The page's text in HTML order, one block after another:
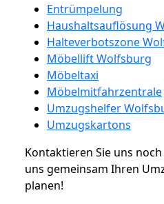
Entrümpelung
Haushaltsauflösung
Halteverbotszone
Möbellift Wolfsburg
Möbeltaxi
Möbelmitfahrzentrale
Umzugshelfer
Umzugskartons
Kontaktieren Sie uns
uns gemeinsam Ihren
planen!